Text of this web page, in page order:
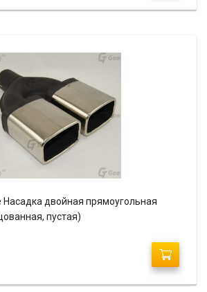
Насадка двойная прямоугольная
пустая)